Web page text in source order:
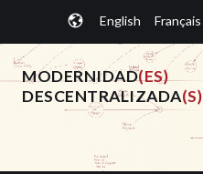
contenido.
English Français
MODERNIDAD(ES)
DESCENTRALIZADA(S)